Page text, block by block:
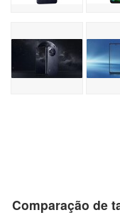
Comparação de